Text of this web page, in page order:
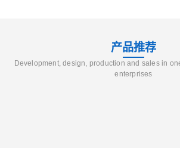
产品推荐
Development, design, production and sales in
enterprises